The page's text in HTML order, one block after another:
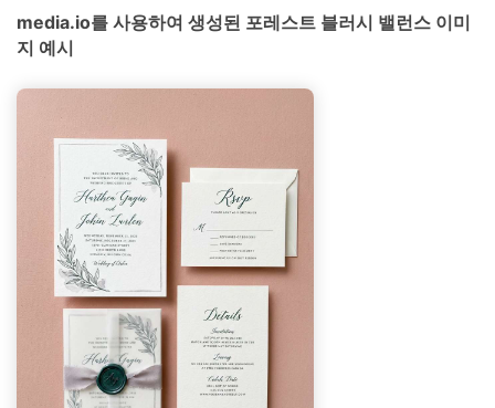
media.io를 사용하여 생성된 포레스트 블러시 밸런스 이미
지 예시